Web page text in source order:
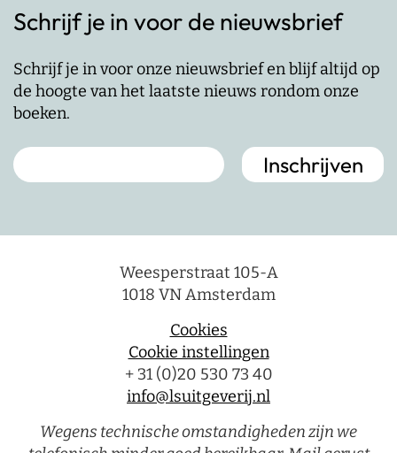
Schrijf je in voor de nieuwsbrief
Schrijf je in voor onze nieuwsbrief en blijf altijd op
de hoogte van het laatste nieuws rondom onze
boeken.
Weesperstraat 105-A
1018 VN Amsterdam
Cookies
Cookie instellingen
+ 31 (0)20 530 73 40
info@lsuitgeverij.nl
Wegens technische omstandigheden zijn we